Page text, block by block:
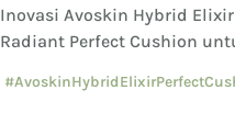
Inovasi Avoskin Hybrid
Radiant Perfect Cushion